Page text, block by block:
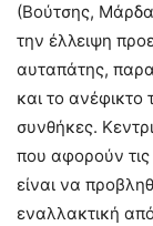
(Βούτσης,
την έλλειψη
αυταπάτης,
και το ανέφικτο
συνθήκες.
που αφορούν τις
είναι να
εναλλακτική